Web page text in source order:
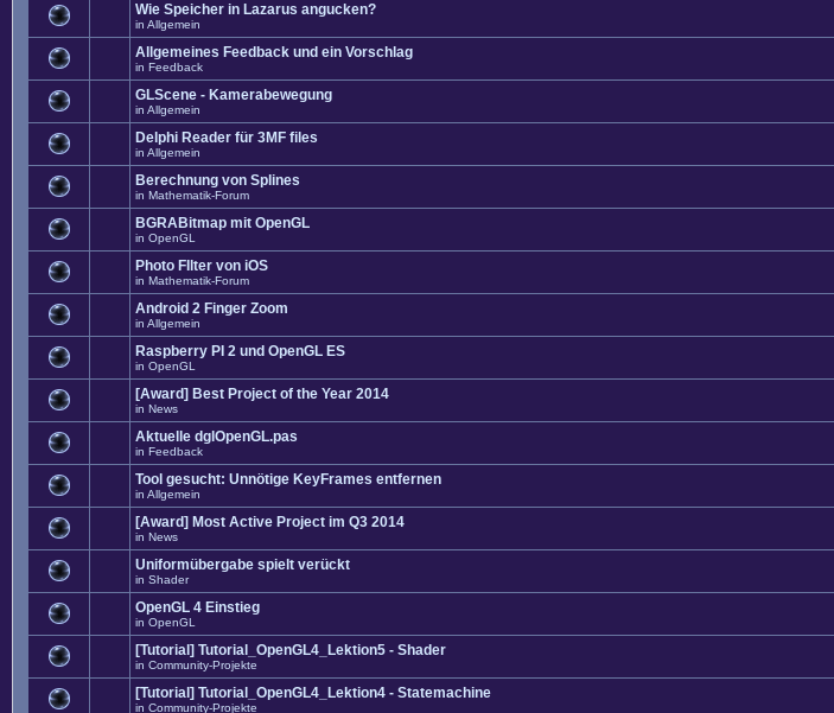
Wie Speicher in Lazarus angucken?
in Allgemein
Allgemeines Feedback und ein Vorschlag
in Feedback
GLScene - Kamerabewegung
in Allgemein
Delphi Reader für 3MF files
in Allgemein
Berechnung von Splines
in Mathematik-Forum
BGRABitmap mit OpenGL
in OpenGL
Photo FIlter von iOS
in Mathematik-Forum
Android 2 Finger Zoom
in Allgemein
Raspberry PI 2 und OpenGL ES
in OpenGL
[Award] Best Project of the Year 2014
in News
Aktuelle dglOpenGL.pas
in Feedback
Tool gesucht: Unnötige KeyFrames entfernen
in Allgemein
[Award] Most Active Project im Q3 2014
in News
Uniformübergabe spielt verückt
in Shader
OpenGL 4 Einstieg
in OpenGL
[Tutorial] Tutorial_OpenGL4_Lektion5 - Shader
in Community-Projekte
[Tutorial] Tutorial_OpenGL4_Lektion4 - Statemachine
in Community-Projekte